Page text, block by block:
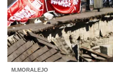
M.MORALEJO